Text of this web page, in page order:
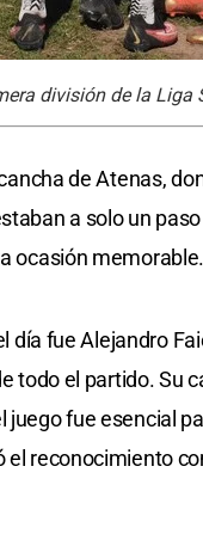
división de la Liga
de Atenas,
a solo un
ocasión memorable.
día fue Alejandro
todo el partido. Su
juego fue esencial
el reconocimiento